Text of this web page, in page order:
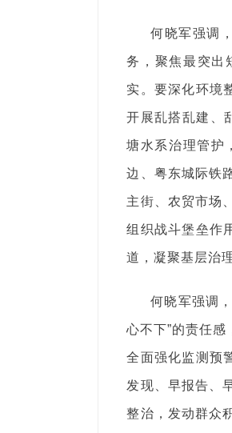
何晓军强调
务，聚焦最突出
实。要深化环境
开展乱搭乱建、
塘水系治理管护
边、粤东城际铁
主街、农贸市场
组织战斗堡垒作
道，凝聚基层治
何晓军强调
心不下”的责任
全面强化监测预
发现、早报告、
整治，发动群众